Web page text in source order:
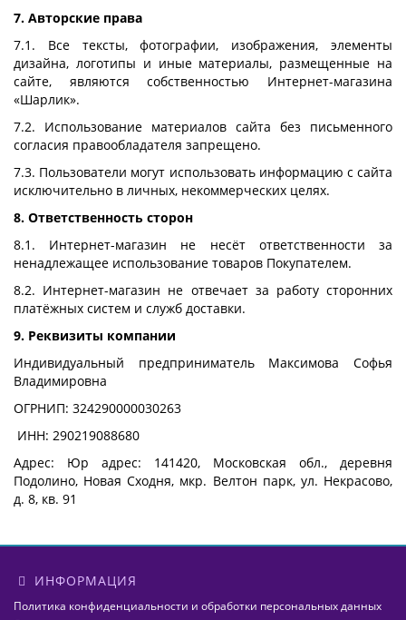
7. Авторские права
7.1. Все тексты, фотографии, изображения, элементы
дизайна, логотипы и иные материалы, размещенные на
сайте, являются собственностью Интернет-магазина
«Шарлик».
7.2. Использование материалов сайта без письменного
согласия правообладателя запрещено.
7.3. Пользователи могут использовать информацию с сайта
исключительно в личных, некоммерческих целях.
8. Ответственность сторон
8.1. Интернет-магазин не несёт ответственности за
ненадлежащее использование товаров Покупателем.
8.2. Интернет-магазин не отвечает за работу сторонних
платёжных систем и служб доставки.
9. Реквизиты компании
Индивидуальный предприниматель Максимова Софья
Владимировна
ОГРНИП: 324290000030263
ИНН: 290219088680
Адрес: Юр адрес: 141420, Московская обл., деревня
Подолино, Новая Сходня, мкр. Велтон парк, ул. Некрасово,
д. 8, кв. 91
ИНФОРМАЦИЯ
Политика конфиденциальности и обработки персональных данных